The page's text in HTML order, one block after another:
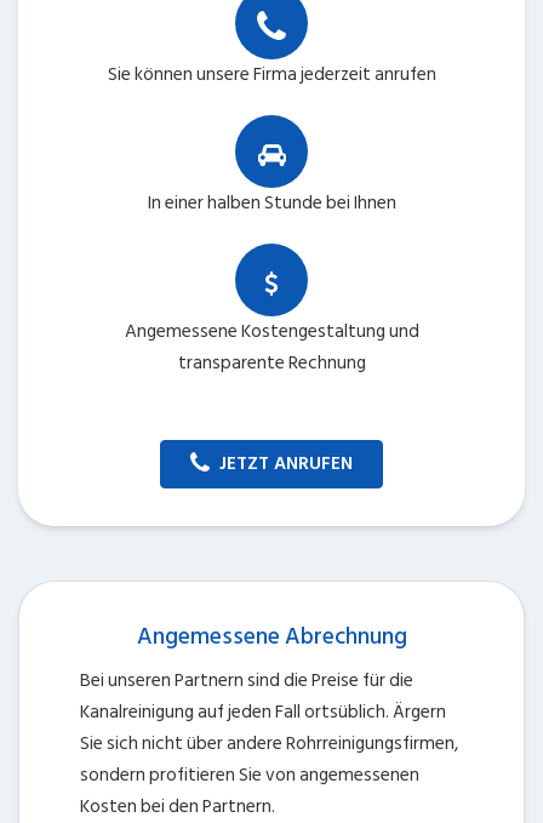
Sie können unsere Firma jederzeit anrufen
In einer halben Stunde bei Ihnen
Angemessene Kostengestaltung und
transparente Rechnung
JETZT ANRUFEN
Angemessene Abrechnung
Bei unseren Partnern sind die Preise für die
Kanalreinigung auf jeden Fall ortsüblich. Ärgern
Sie sich nicht über andere Rohrreinigungsfirmen,
sondern profitieren Sie von angemessenen
Kosten bei den Partnern.